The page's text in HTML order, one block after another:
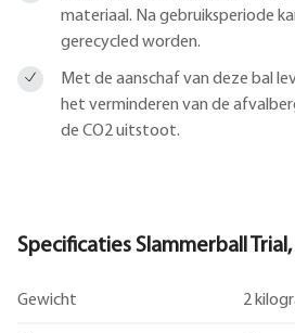
materiaal. Na gebruiksperiode
gerecycled worden.
Met de aanschaf van deze bal
het verminderen van de
de CO2 uitstoot.
Specificaties Slammerball Trial,
Gewicht 2